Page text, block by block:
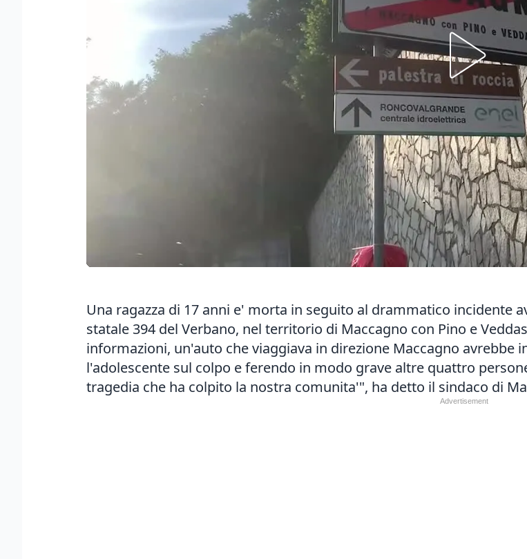
Una ragazza di 17 anni e' morta in seguito al drammatico incidente
statale 394 del Verbano, nel territorio di Maccagno con Pino e
informazioni, un'auto che viaggiava in direzione Maccagno
l'adolescente sul colpo e ferendo in modo grave altre quattro
tragedia che ha colpito la nostra comunita'", ha detto il sindaco di